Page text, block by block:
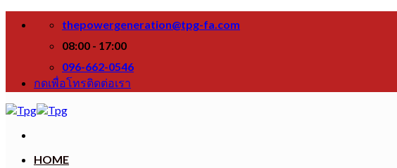
thepowergeneration@tpg-fa.com
08:00 - 17:00
096-662-0546
กดเพื่อโทรติดต่อเรา
HOME